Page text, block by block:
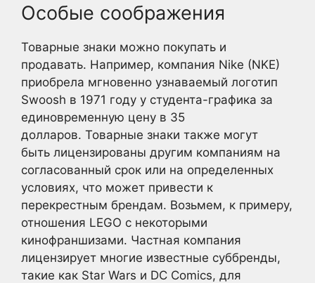
Особые соображения
Товарные знаки можно покупать и
продавать. Например, компания Nike (NKE)
приобрела мгновенно узнаваемый логотип
Swoosh в 1971 году у студента-графика за
единовременную цену в 35
долларов. Товарные знаки также могут
быть лицензированы другим компаниям на
согласованный срок или на определенных
условиях, что может привести к
перекрестным брендам. Возьмем, к примеру,
отношения LEGO с некоторыми
кинофраншизами. Частная компания
лицензирует многие известные суббренды,
такие как Star Wars и DC Comics, для